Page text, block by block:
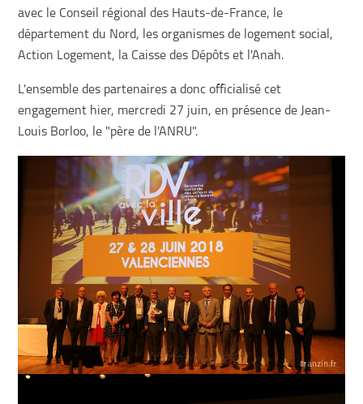
avec le Conseil régional des Hauts-de-France, le
département du Nord, les organismes de logement social,
Action Logement, la Caisse des Dépôts et l'Anah.
L'ensemble des partenaires a donc officialisé cet
engagement hier, mercredi 27 juin, en présence de Jean-
Louis Borloo, le "père de l'ANRU".